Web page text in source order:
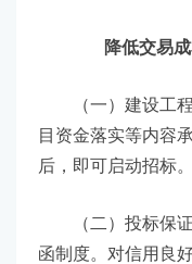
降低交易
（一）建设工
目资金落实等内容
后，即可启动招标。
（二）投标保
函制度。对信用良